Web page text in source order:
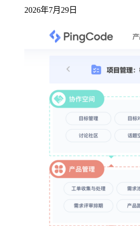
2026年7月29日